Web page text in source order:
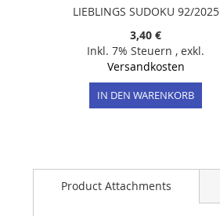
LIEBLINGS SUDOKU 92/2025
3,40 €
Inkl. 7% Steuern , exkl.
Versandkosten
IN DEN WARENKORB
Product Attachments